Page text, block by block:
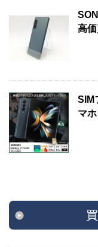
高
SIM
マ